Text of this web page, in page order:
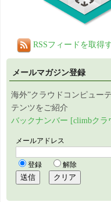
RSSフィードを取得
メールマガジン登録
海外”クラウドコンピュー
テンツをご紹介
バックナンバー [climbクラ